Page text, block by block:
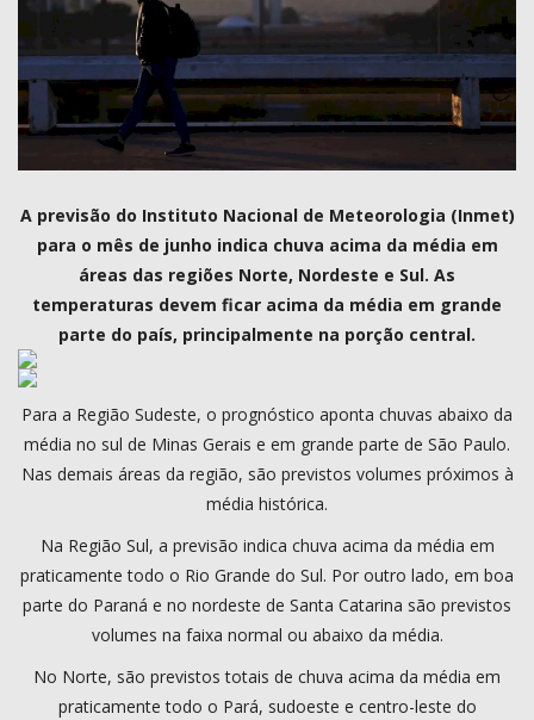
PROGRAMAÇÃO
QUEM SOMOS
MUSICA
A previsão do Instituto Nacional de Meteorologia (Inmet)
para o mês de junho indica chuva acima da média em
áreas das regiões Norte, Nordeste e Sul. As
temperaturas devem ficar acima da média em grande
parte do país, principalmente na porção central.
Para a Região Sudeste, o prognóstico aponta chuvas abaixo da
média no sul de Minas Gerais e em grande parte de São Paulo.
Nas demais áreas da região, são previstos volumes próximos à
média histórica.
Na Região Sul, a previsão indica chuva acima da média em
praticamente todo o Rio Grande do Sul. Por outro lado, em boa
parte do Paraná e no nordeste de Santa Catarina são previstos
volumes na faixa normal ou abaixo da média.
No Norte, são previstos totais de chuva acima da média em
praticamente todo o Pará, sudoeste e centro-leste do